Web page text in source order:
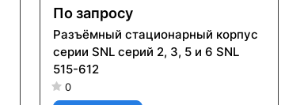
По запросу
Разъёмный стационарный корпус
серии SNL серий 2, 3, 5 и 6 SNL
515-612
0